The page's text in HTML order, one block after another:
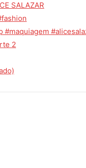
SALAZAR
#maquiagem
2